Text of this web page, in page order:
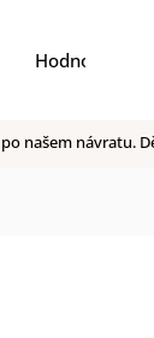
Hodnocení
našem návratu.